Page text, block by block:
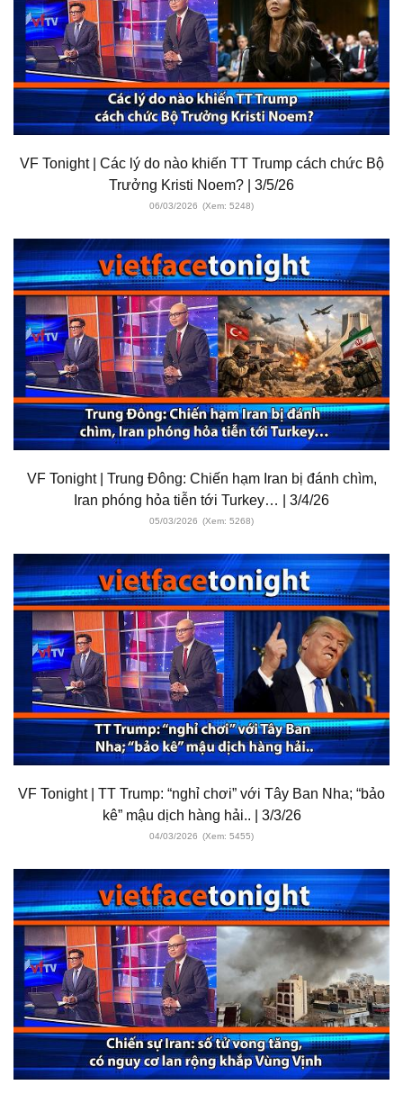
VF Tonight | Các lý do nào khiến TT Trump cách chức Bộ
Trưởng Kristi Noem? | 3/5/26
06/03/2026 (Xem: 5248)
VF Tonight | Trung Đông: Chiến hạm Iran bị đánh chìm,
Iran phóng hỏa tiễn tới Turkey… | 3/4/26
05/03/2026 (Xem: 5268)
VF Tonight | TT Trump: “nghỉ chơi” với Tây Ban Nha; “bảo
kê” mậu dịch hàng hải.. | 3/3/26
04/03/2026 (Xem: 5455)